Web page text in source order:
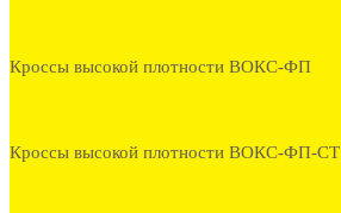
Кроссы высокой плотности ВОКС-ФП
Кроссы высокой плотности ВОКС-ФП-СТ